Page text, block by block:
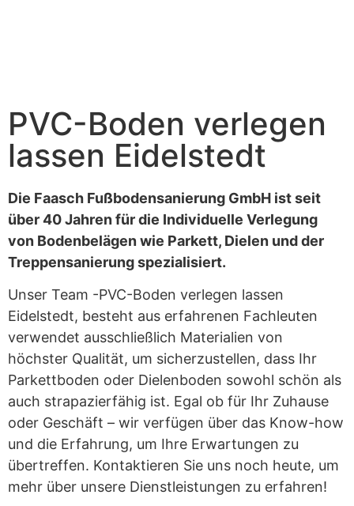
PVC-Boden verlegen
lassen Eidelstedt
Die Faasch Fußbodensanierung GmbH ist seit
über 40 Jahren für die Individuelle Verlegung
von Bodenbelägen wie Parkett, Dielen und der
Treppensanierung spezialisiert.
Unser Team -PVC-Boden verlegen lassen
Eidelstedt, besteht aus erfahrenen Fachleuten
verwendet ausschließlich Materialien von
höchster Qualität, um sicherzustellen, dass Ihr
Parkettboden oder Dielenboden sowohl schön als
auch strapazierfähig ist. Egal ob für Ihr Zuhause
oder Geschäft – wir verfügen über das Know-how
und die Erfahrung, um Ihre Erwartungen zu
übertreffen. Kontaktieren Sie uns noch heute, um
mehr über unsere Dienstleistungen zu erfahren!